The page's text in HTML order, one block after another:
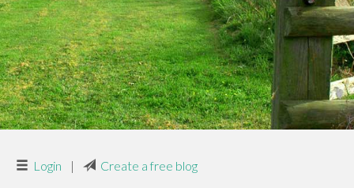
Login | Create a free blog